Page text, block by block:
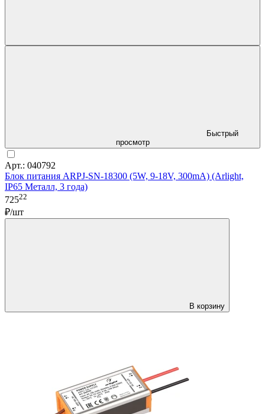
Быстрый
просмотр
Арт.: 040792
Блок питания ARPJ-SN-18300 (5W, 9-18V, 300mA) (Arlight,
IP65 Металл, 3 года)
72522
₽/шт
В корзину